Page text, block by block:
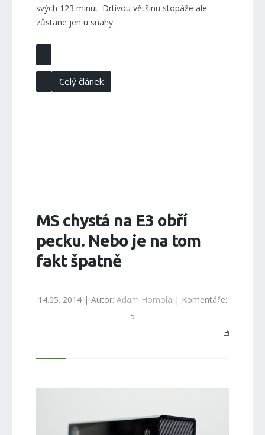
svých 123 minut. Drtivou většinu stopáže ale
zůstane jen u snahy.
Celý článek
MS chystá na E3 obří
pecku. Nebo je na tom
fakt špatně
14.05. 2014 | Autor: Adam Homola | Komentáře:
5